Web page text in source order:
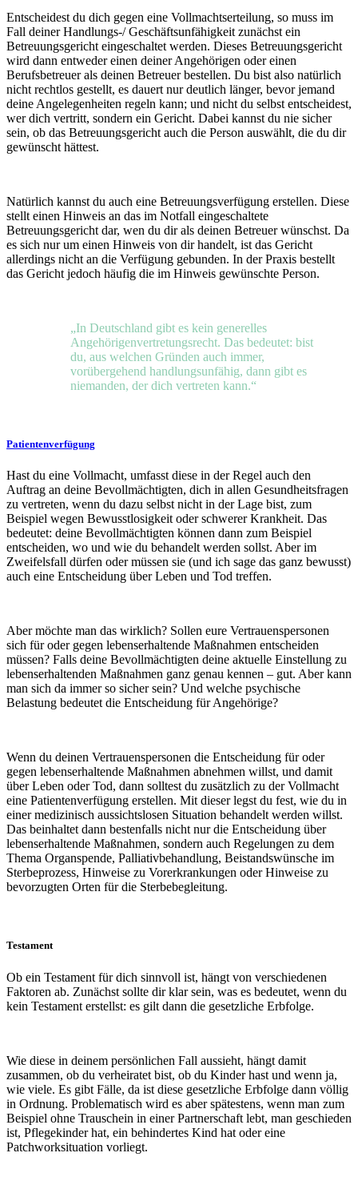
Entscheidest du dich gegen eine Vollmachtserteilung, so muss im
Fall deiner Handlungs-/ Geschäftsunfähigkeit zunächst ein
Betreuungsgericht eingeschaltet werden. Dieses Betreuungsgericht
wird dann entweder einen deiner Angehörigen oder einen
Berufsbetreuer als deinen Betreuer bestellen. Du bist also natürlich
nicht rechtlos gestellt, es dauert nur deutlich länger, bevor jemand
deine Angelegenheiten regeln kann; und nicht du selbst entscheidest,
wer dich vertritt, sondern ein Gericht. Dabei kannst du nie sicher
sein, ob das Betreuungsgericht auch die Person auswählt, die du dir
gewünscht hättest.
Natürlich kannst du auch eine Betreuungsverfügung erstellen. Diese
stellt einen Hinweis an das im Notfall eingeschaltete
Betreuungsgericht dar, wen du dir als deinen Betreuer wünschst. Da
es sich nur um einen Hinweis von dir handelt, ist das Gericht
allerdings nicht an die Verfügung gebunden. In der Praxis bestellt
das Gericht jedoch häufig die im Hinweis gewünschte Person.
„In Deutschland gibt es kein generelles
Angehörigenvertretungsrecht. Das bedeutet: bist
du, aus welchen Gründen auch immer,
vorübergehend handlungsunfähig, dann gibt es
niemanden, der dich vertreten kann.“
Patientenverfügung
Hast du eine Vollmacht, umfasst diese in der Regel auch den
Auftrag an deine Bevollmächtigten, dich in allen Gesundheitsfragen
zu vertreten, wenn du dazu selbst nicht in der Lage bist, zum
Beispiel wegen Bewusstlosigkeit oder schwerer Krankheit. Das
bedeutet: deine Bevollmächtigten können dann zum Beispiel
entscheiden, wo und wie du behandelt werden sollst. Aber im
Zweifelsfall dürfen oder müssen sie (und ich sage das ganz bewusst)
auch eine Entscheidung über Leben und Tod treffen.
Aber möchte man das wirklich? Sollen eure Vertrauenspersonen
sich für oder gegen lebenserhaltende Maßnahmen entscheiden
müssen? Falls deine Bevollmächtigten deine aktuelle Einstellung zu
lebenserhaltenden Maßnahmen ganz genau kennen – gut. Aber kann
man sich da immer so sicher sein? Und welche psychische
Belastung bedeutet die Entscheidung für Angehörige?
Wenn du deinen Vertrauenspersonen die Entscheidung für oder
gegen lebenserhaltende Maßnahmen abnehmen willst, und damit
über Leben oder Tod, dann solltest du zusätzlich zu der Vollmacht
eine Patientenverfügung erstellen. Mit dieser legst du fest, wie du in
einer medizinisch aussichtslosen Situation behandelt werden willst.
Das beinhaltet dann bestenfalls nicht nur die Entscheidung über
lebenserhaltende Maßnahmen, sondern auch Regelungen zu dem
Thema Organspende, Palliativbehandlung, Beistandswünsche im
Sterbeprozess, Hinweise zu Vorerkrankungen oder Hinweise zu
bevorzugten Orten für die Sterbebegleitung.
Testament
Ob ein Testament für dich sinnvoll ist, hängt von verschiedenen
Faktoren ab. Zunächst sollte dir klar sein, was es bedeutet, wenn du
kein Testament erstellst: es gilt dann die gesetzliche Erbfolge.
Wie diese in deinem persönlichen Fall aussieht, hängt damit
zusammen, ob du verheiratet bist, ob du Kinder hast und wenn ja,
wie viele. Es gibt Fälle, da ist diese gesetzliche Erbfolge dann völlig
in Ordnung. Problematisch wird es aber spätestens, wenn man zum
Beispiel ohne Trauschein in einer Partnerschaft lebt, man geschieden
ist, Pflegekinder hat, ein behindertes Kind hat oder eine
Patchworksituation vorliegt.